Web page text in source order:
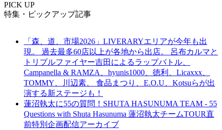
PICK UP
特集・ピックアップ記事
「森、道、市場2026」LIVERARYエリアが今年も出
現。 過去最多60店以上が各地から出店。 呂布カルマと
トリプルファイヤー吉田によるラップバトル、
Campanella & RAMZA、hyunis1000、徳利、Licaxxx、
TOMMY、川辺素、 食品まつり、E.O.U、Kotsuらが出
演する新ステージも！
蓮沼執太に55の質問！SHUTA HASUNUMA TEAM - 55
Questions with Shuta Hasunuma 蓮沼執太チームTOUR直
前特別企画配信アーカイブ